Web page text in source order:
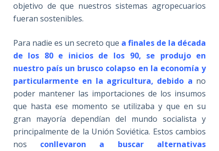
objetivo de que nuestros sistemas agropecuarios
fueran sostenibles.
Para nadie es un secreto que a finales de la década
de los 80 e inicios de los 90, se produjo en
nuestro país un brusco colapso en la economía y
particularmente en la agricultura, debido a no
poder mantener las importaciones de los insumos
que hasta ese momento se utilizaba y que en su
gran mayoría dependían del mundo socialista y
principalmente de la Unión Soviética. Estos cambios
nos conllevaron a buscar alternativas